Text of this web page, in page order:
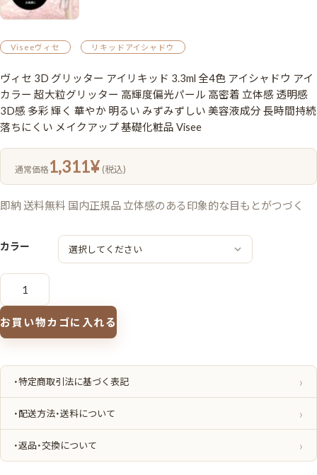
Viseeヴィセ リキッドアイシャドウ
ヴィセ 3D グリッター アイリキッド 3.3ml 全4色 アイシャドウ アイ
カラー 超大粒グリッター 高輝度偏光パール 高密着 立体感 透明感
3D感 多彩 輝く 華やか 明るい みずみずしい 美容液成分 長時間持続
落ちにくい メイクアップ 基礎化粧品 Visee
通常価格1,311¥ (税込)
即納 送料無料 国内正規品 立体感のある印象的な目もとがつづく
カラー
ヴ
3D
グ
リ
ッ
ア
キ
3.3ml
色
ア
お買い物カゴに入れる
・特定商取引法に基づく表記
・配送方法・送料について
・返品・交換について